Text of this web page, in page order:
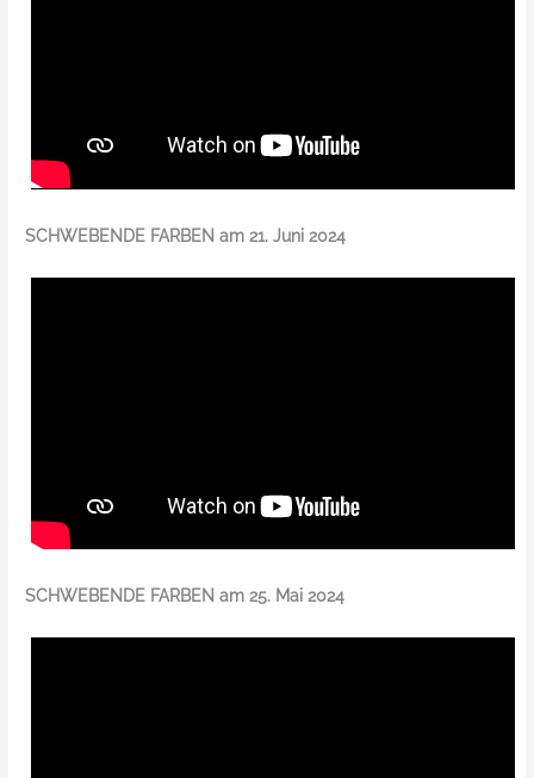
SCHWEBENDE FARBEN am 21. Juni 2024
SCHWEBENDE FARBEN am 25. Mai 2024